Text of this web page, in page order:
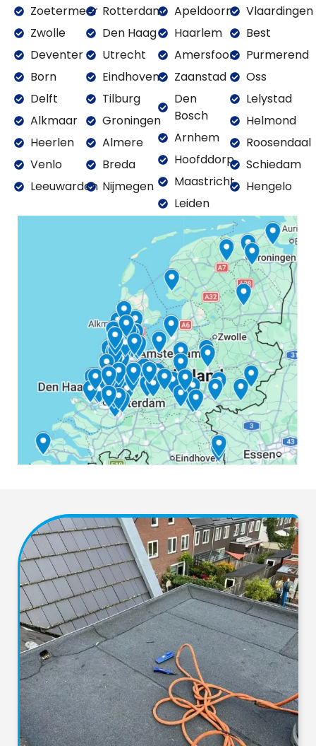
Zoetermeer
Zwolle
Deventer
Born
Delft
Alkmaar
Heerlen
Venlo
Leeuwarden
Rotterdam
Den Haag
Utrecht
Eindhoven
Tilburg
Groningen
Almere
Breda
Nijmegen
Apeldoorn
Haarlem
Amersfoort
Zaanstad
Den
Bosch
Arnhem
Hoofddorp
Maastricht
Leiden
Vlaardingen
Best
Purmerend
Oss
Lelystad
Helmond
Roosendaal
Schiedam
Hengelo